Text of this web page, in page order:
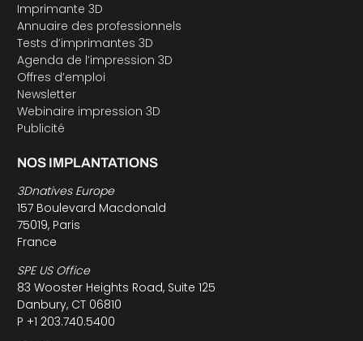
Imprimante 3D
Annuaire des professionnels
Tests d’imprimantes 3D
Agenda de l’impression 3D
Offres d’emploi
Newsletter
Webinaire impression 3D
Publicité
NOS IMPLANTATIONS
3Dnatives Europe
157 Boulevard Macdonald
75019, Paris
France
SPE US Office
83 Wooster Heights Road, Suite 125
Danbury, CT 06810
P +1 203.740.5400